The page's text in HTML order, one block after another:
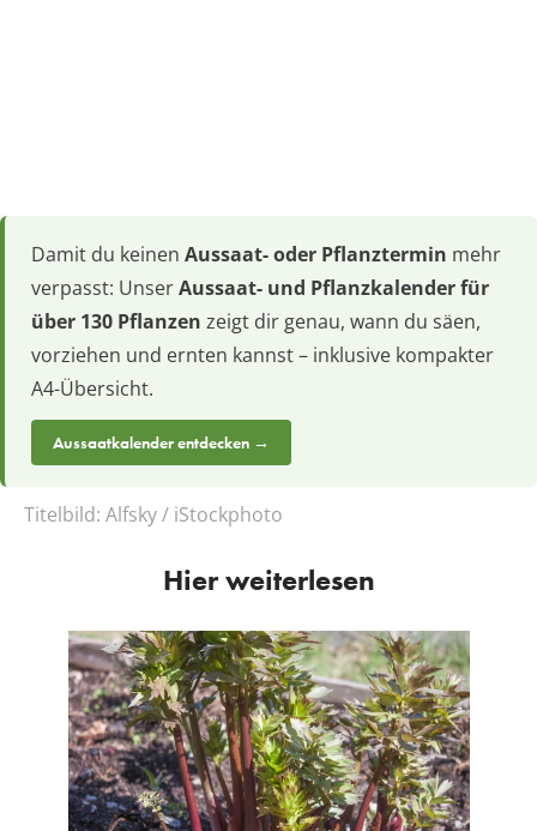
Damit du keinen Aussaat- oder Pflanztermin mehr
verpasst: UnserAussaat- und Pflanzkalender für
über 130 Pflanzen zeigt dir genau, wann du säen,
vorziehen und ernten kannst – inklusive kompakter
A4-Übersicht.
Aussaatkalender entdecken →
Titelbild: Alfsky / iStockphoto
Hier weiterlesen